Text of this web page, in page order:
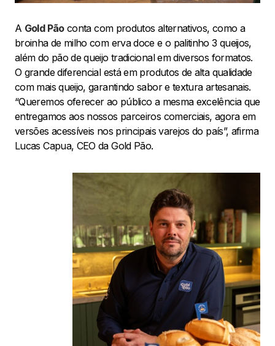
A Gold Pãoconta com produtos alternativos, como a
broinha de milho com erva doce e o palitinho 3 queijos,
além do pão de queijo tradicional em diversos formatos.
O grande diferencial está em produtos de alta qualidade
com mais queijo, garantindo sabor e textura artesanais.
“Queremos oferecer ao público a mesma excelência que
entregamos aos nossos parceiros comerciais, agora em
versões acessíveis nos principais varejos do país”, afirma
Lucas Capua, CEO da Gold Pão.